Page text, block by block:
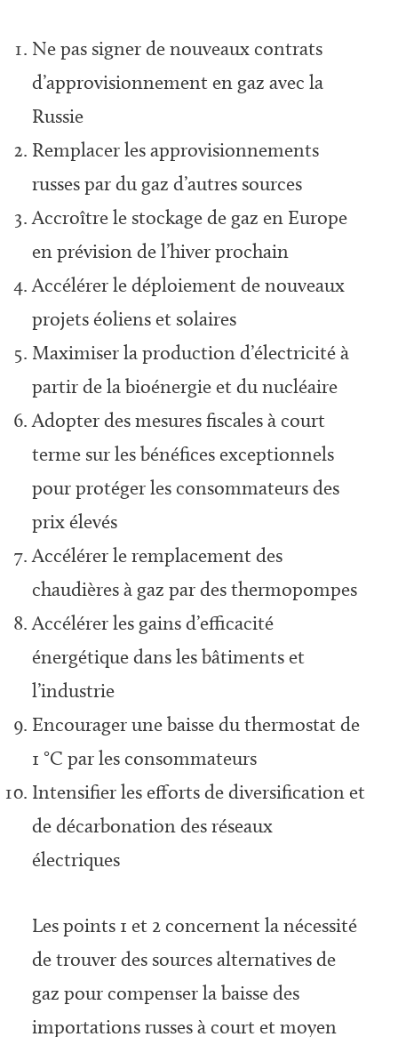
Ne pas signer de nouveaux contrats
d’approvisionnement en gaz avec la
Russie
Remplacer les approvisionnements
russes par du gaz d’autres sources
Accroître le stockage de gaz en Europe
en prévision de l’hiver prochain
Accélérer le déploiement de nouveaux
projets éoliens et solaires
Maximiser la production d’électricité à
partir de la bioénergie et du nucléaire
Adopter des mesures fiscales à court
terme sur les bénéfices exceptionnels
pour protéger les consommateurs des
prix élevés
Accélérer le remplacement des
chaudières à gaz par des thermopompes
Accélérer les gains d’efficacité
énergétique dans les bâtiments et
l’industrie
Encourager une baisse du thermostat de
1 °C par les consommateurs
Intensifier les efforts de diversification et
de décarbonation des réseaux
électriques
Les points 1 et 2 concernent la nécessité
de trouver des sources alternatives de
gaz pour compenser la baisse des
importations russes à court et moyen